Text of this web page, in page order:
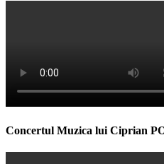
Concertul Muzica lui Ciprian